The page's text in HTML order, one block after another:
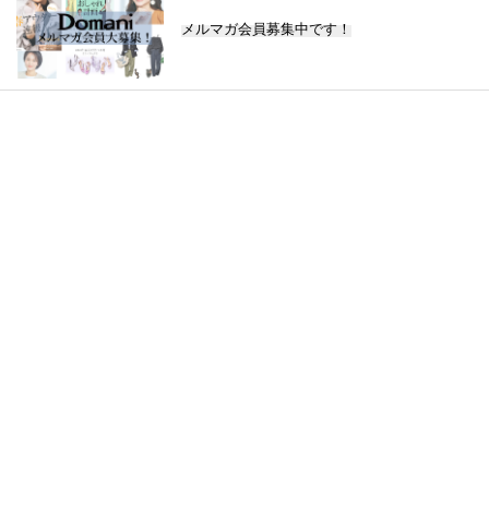
メルマガ会員募集中です！